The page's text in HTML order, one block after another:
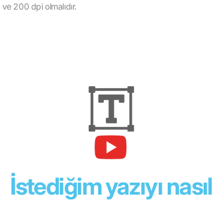
ve 200 dpi olmalıdır.
İstediğim yazıyı nasıl